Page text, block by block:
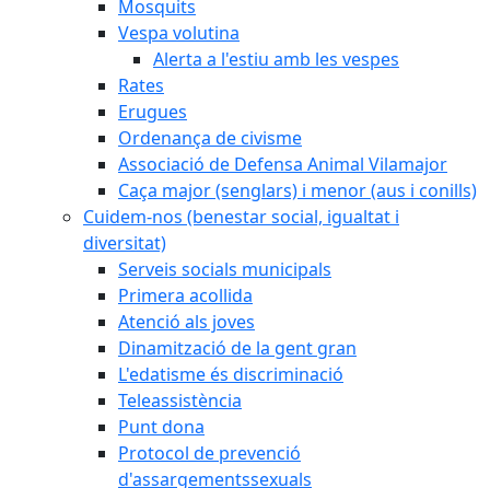
Mosquits
Vespa volutina
Alerta a l'estiu amb les vespes
Rates
Erugues
Ordenança de civisme
Associació de Defensa Animal Vilamajor
Caça major (senglars) i menor (aus i conills)
Cuidem-nos (benestar social, igualtat i
diversitat)
Serveis socials municipals
Primera acollida
Atenció als joves
Dinamització de la gent gran
L'edatisme és discriminació
Teleassistència
Punt dona
Protocol de prevenció
d'assargementssexuals